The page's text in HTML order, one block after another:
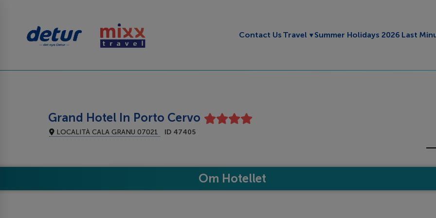
Contact Us Travel Toggle submenu
Summer Holidays 2026 Last
Grand Hotel In Porto Cervo
LOCALITÀ CALA GRANU 07021 ID 47405
Om Hotellet